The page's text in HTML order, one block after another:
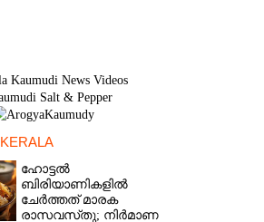
KERALA
ഹോട്ടൽ
ബിരിയാണികളിൽ
ചേർത്തത് മാരക
രാസവസ്‌തു; നിർമാണ